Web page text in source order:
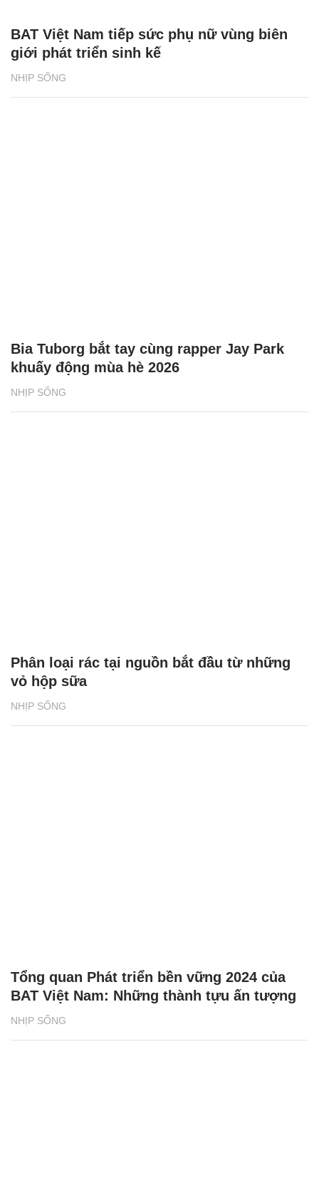
NHỊP SỐNG
BAT Việt Nam tiếp sức phụ nữ vùng biên
giới phát triển sinh kế
NHỊP SỐNG
Bia Tuborg bắt tay cùng rapper Jay Park
khuấy động mùa hè 2026
NHỊP SỐNG
Phân loại rác tại nguồn bắt đầu từ những
vỏ hộp sữa
NHỊP SỐNG
Tổng quan Phát triển bền vững 2024 của
BAT Việt Nam: Những thành tựu ấn tượng